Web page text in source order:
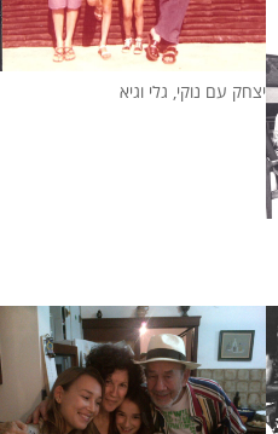
יצחק עם נוקי, גלי וגיא